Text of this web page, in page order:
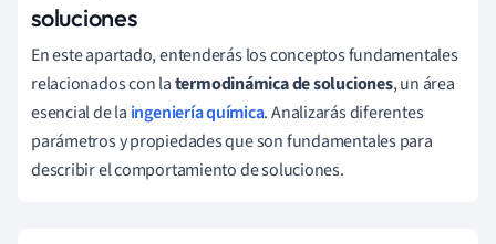
soluciones
En este apartado, entenderás los conceptos fundamentales
relacionados con latermodinámica de soluciones, un área
esencial de la ingeniería química. Analizarás diferentes
parámetros y propiedades que son fundamentales para
describir el comportamiento de soluciones.